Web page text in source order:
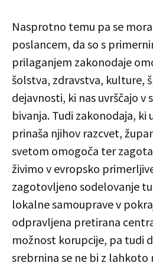
Nasprotno temu pa se
poslancem, da so s
prilaganjem zakonodaje
šolstva, zdravstva, kulture,
dejavnosti, ki nas uvrščajo
bivanja. Tudi zakonodaja, ki
prinaša njihov razcvet,
svetom omogoča ter
živimo v evropsko
zagotovljeno sodelovanje
lokalne samouprave v
odpravljena pretirana
možnost korupcije, pa tudi
srebrnina se ne bi z